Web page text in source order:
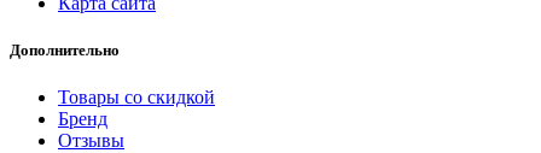
Дополнительно
Товары со скидкой
Бренд
Отзывы